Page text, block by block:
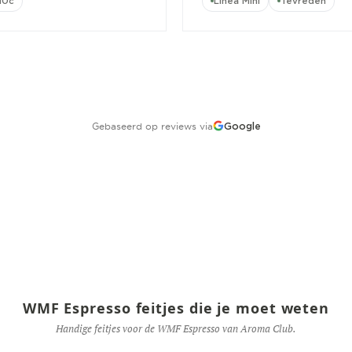
Gebaseerd op reviews via Google
WMF Espresso feitjes die je moet weten
Handige feitjes voor de WMF Espresso van Aroma Club.